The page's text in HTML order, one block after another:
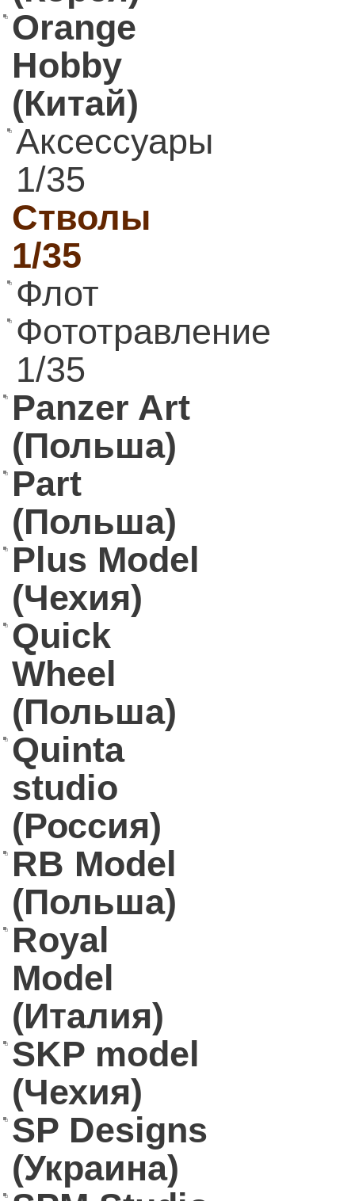
Orange
Hobby
(Китай)
Аксессуары
1/35
Стволы
1/35
Флот
Фототравление
1/35
Panzer Art
(Польша)
Part
(Польша)
Plus Model
(Чехия)
Quick
Wheel
(Польша)
Quinta
studio
(Россия)
RB Model
(Польша)
Royal
Model
(Италия)
SKP model
(Чехия)
SP Designs
(Украина)